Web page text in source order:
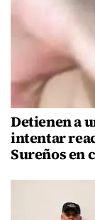
Detienen a
intentar
Sureños en